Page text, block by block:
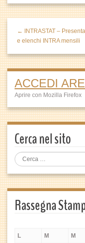
← INTRASTAT –
e elenchi INTRA mensili
ACCEDI
Aprire con Mozilla Firefox
Cerca nel sito
Rassegna
L
M M